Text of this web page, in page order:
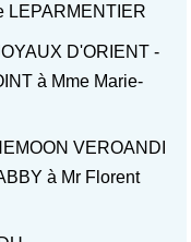
LEPARMENTIER
D'ORIENT -
à Mme Marie-
VEROANDI
à Mr Florent